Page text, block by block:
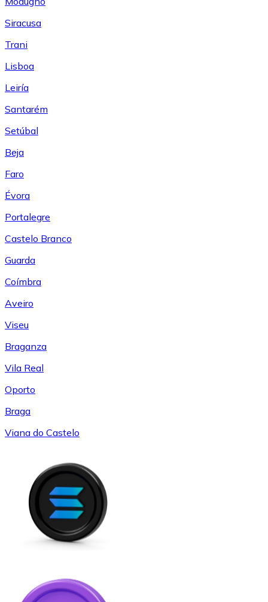
Siracusa
Trani
Lisboa
Leiría
Santarém
Setúbal
Beja
Faro
Évora
Portalegre
Castelo Branco
Guarda
Coímbra
Aveiro
Viseu
Braganza
Vila Real
Oporto
Braga
Viana do Castelo